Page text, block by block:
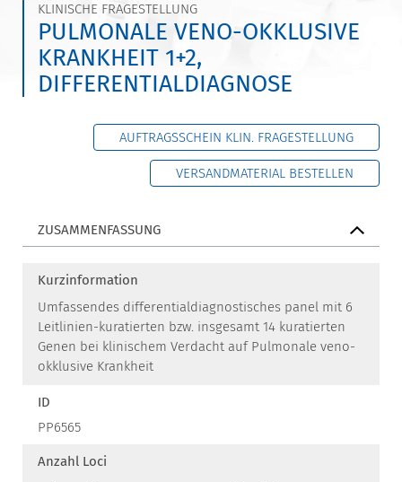
KLINISCHE FRAGESTELLUNG
PULMONALE VENO-OKKLUSIVE
KRANKHEIT 1+2,
DIFFERENTIALDIAGNOSE
AUFTRAGSSCHEIN KLIN. FRAGESTELLUNG
VERSANDMATERIAL BESTELLEN
ZUSAMMENFASSUNG
Kurzinformation
Umfassendes differentialdiagnostisches panel mit 6
Leitlinien-kuratierten bzw. insgesamt 14 kuratierten
Genen bei klinischem Verdacht auf Pulmonale veno-
okklusive Krankheit
ID
PP6565
Anzahl Loci